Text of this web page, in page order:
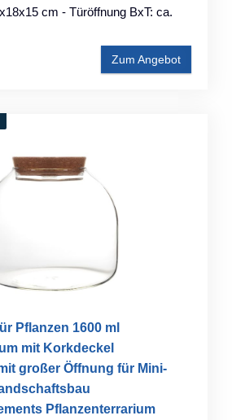
cm - Türöffnung BxT: ca.
Zum Angebot
Pflanzen 1600 ml
mit Korkdeckel
großer Öffnung für Mini-
Pflanzenterrarium